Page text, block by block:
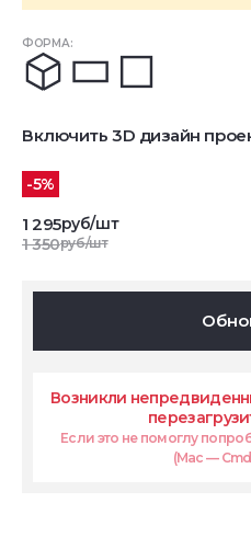
ФОРМА:
Включить 3D дизайн
-5%
1 295руб/шт
1 350руб/шт
Возникли
Если это не помоглу
(Mac — Cmd